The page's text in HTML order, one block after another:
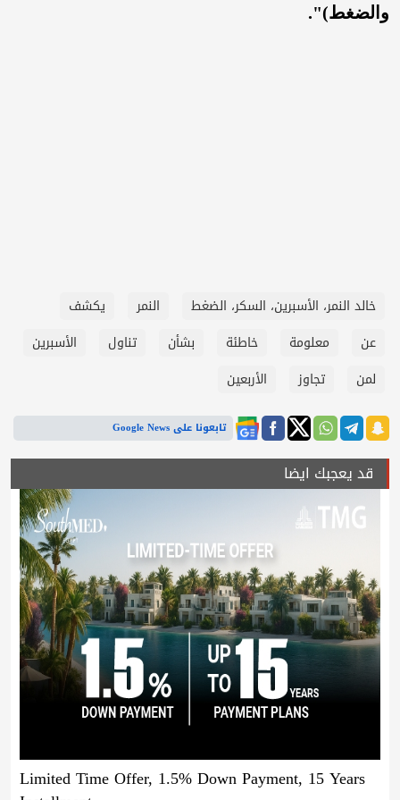
والضغط)".
خالد النمر، الأسبرين، السكر، الضغط النمر
يكشف
عن
معلومة خاطئة بشأن تناول
الأسبرين
لمن
تجاوز الأربعين
تابعونا على Google News
قد يعجبك ايضا
Limited Time Offer, 1.5% Down Payment, 15 Years